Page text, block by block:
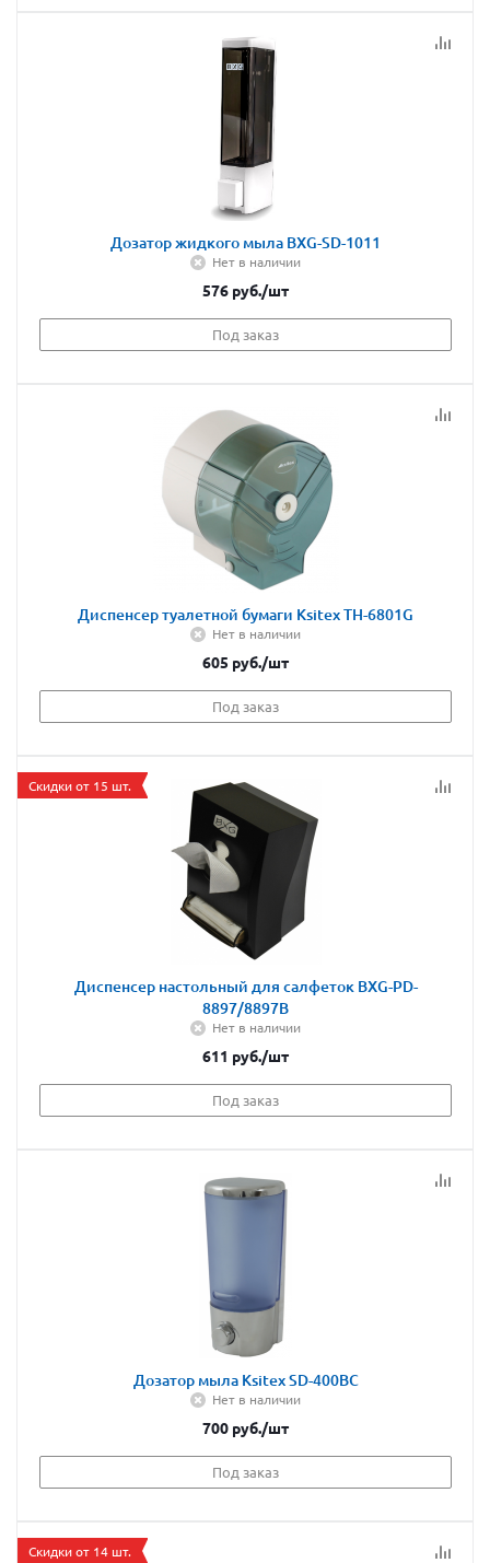
Дозатор жидкого мыла BXG-SD-1011
Нет в наличии
576 руб./шт
Под заказ
Диспенсер туалетной бумаги Ksitex TH-6801G
Нет в наличии
605 руб./шт
Под заказ
Скидки от 15 шт.
Диспенсер настольный для салфеток BXG-PD-
8897/8897B
Нет в наличии
611 руб./шт
Под заказ
Дозатор мыла Ksitex SD-400BC
Нет в наличии
700 руб./шт
Под заказ
Скидки от 14 шт.